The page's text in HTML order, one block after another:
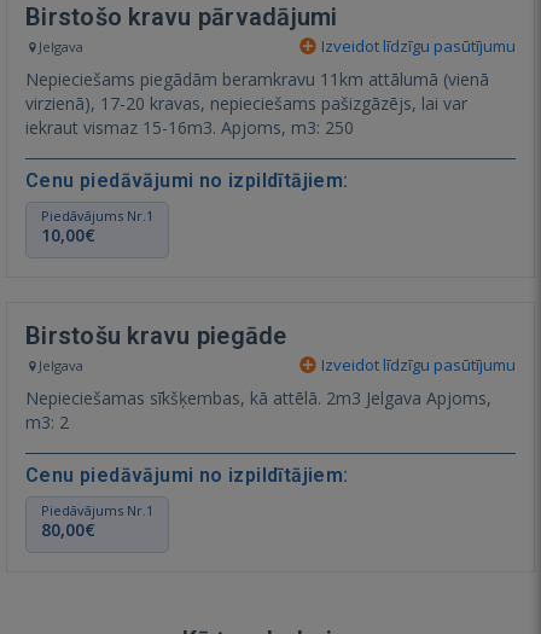
Birstošo kravu pārvadājumi
Jelgava Izveidot līdzīgu pasūtījumu
Nepieciešams piegādām beramkravu 11km attālumā (vienā
virzienā), 17-20 kravas, nepieciešams pašizgāzējs, lai var
iekraut vismaz 15-16m3. Apjoms, m3: 250
Cenu piedāvājumi no izpildītājiem:
Piedāvājums Nr.1
10,00€
Birstošu kravu piegāde
Jelgava Izveidot līdzīgu pasūtījumu
Nepieciešamas sīkšķembas, kā attēlā. 2m3 Jelgava Apjoms,
m3: 2
Cenu piedāvājumi no izpildītājiem:
Piedāvājums Nr.1
80,00€